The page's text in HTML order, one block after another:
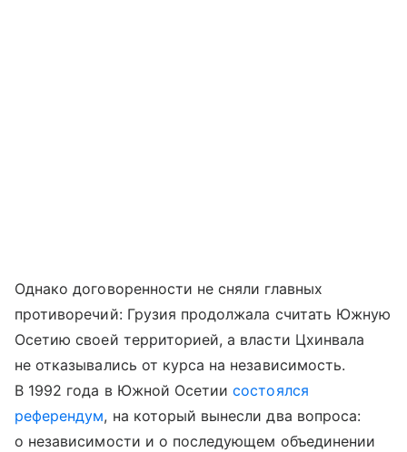
Однако договоренности не сняли главных
противоречий: Грузия продолжала считать Южную
Осетию своей территорией, а власти Цхинвала
не отказывались от курса на независимость.
В 1992 года в Южной Осетиисостоялся
референдум, на который вынесли два вопроса:
о независимости и о последующем объединении